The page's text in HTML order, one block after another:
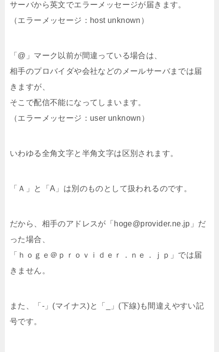
サーバから英文でエラーメッセージが届きます。
（エラーメッセージ：host unknown）
「@」マーク以前が間違っている場合は、
相手のプロバイダや会社などのメールサーバまでは届
きますが、
そこで配信不能になってしまいます。
（エラーメッセージ：user unknown）
いわゆる全角文字と半角文字は区別されます。
「Ａ」と「A」は別のものとして扱われるのです。
だから、相手のアドレスが「hoge@provider.ne.jp」だ
った場合、
「ｈｏｇｅ＠ｐｒｏｖｉｄｅｒ．ｎｅ．ｊｐ」では届
きません。
また、「-」(マイナス)と「_」(下線)も間違えやすい記
号です。